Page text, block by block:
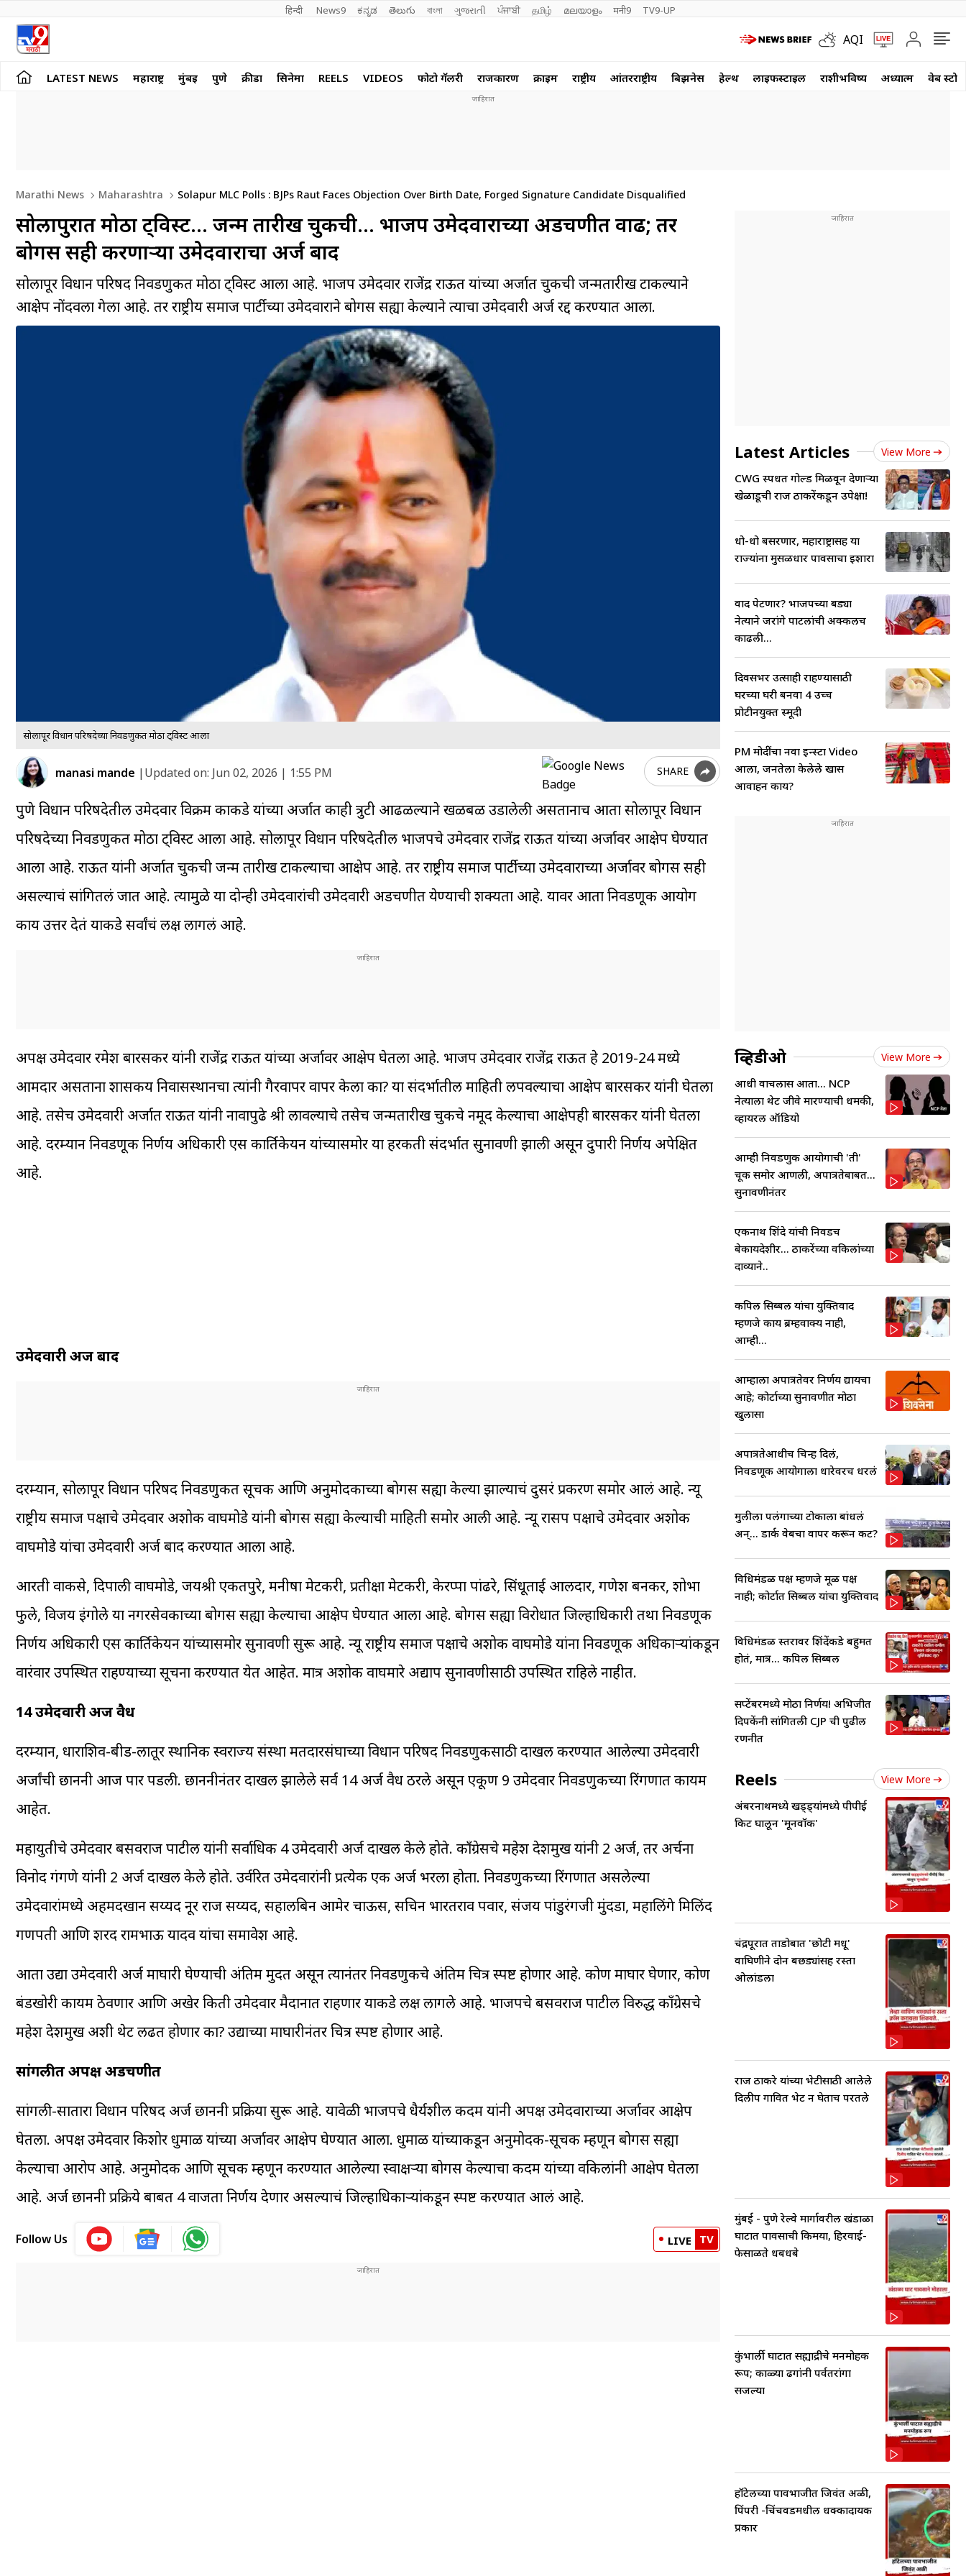
हिन्दी News9 ಕನ್ನಡ తెలుగు বাংলা ગુજરાતી ਪੰਜਾਬੀ தமிழ் മലയാളം मनी9 TV9-UP
AQI
LATEST NEWS महाराष्ट्र मुंबई पुणे क्रीडा सिनेमा REELS VIDEOS फोटो गॅलरी राजकारण क्राईम राष्ट्रीय आंतरराष्ट्रीय बिझनेस हेल्थ लाईफस्टाईल राशीभविष्य अध्यात्म वेब
Marathi News Maharashtra Solapur MLC Polls : BJPs Raut Faces Objection Over Birth Date, Forged Signature Candidate Disqualified
सोलापुरात मोठा ट्विस्ट… जन्म तारीख चुकीची… भाजप उमेदवाराच्या अडचणीत वाढ; तर
बोगस सही करणाऱ्या उमेदवाराचा अर्ज बाद
सोलापूर विधान परिषद निवडणुकीत मोठा ट्विस्ट आला आहे. भाजप उमेदवार राजेंद्र राऊत यांच्या अर्जात चुकीची जन्मतारीख टाकल्याने
आक्षेप नोंदवला गेला आहे. तर राष्ट्रीय समाज पार्टीच्या उमेदवाराने बोगस सह्या केल्याने त्याचा उमेदवारी अर्ज रद्द करण्यात आला.
सोलापूर विधान परिषदेच्या निवडणुकीत मोठा ट्विस्ट आला
manasi mande |Updated on: Jun 02, 2026 | 1:55 PM SHARE
पुणे विधान परिषदेतील उमेदवार विक्रम काकडे यांच्या अर्जात काही त्रुटी आढळल्याने खळबळ उडालेली असतानाच आता सोलापूर विधान
परिषदेच्या निवडणुकीत मोठा ट्विस्ट आला आहे. सोलापूर विधान परिषदेतील भाजपचे उमेदवार राजेंद्र राऊत यांच्या अर्जावर आक्षेप घेण्यात
आला आहे. राऊत यांनी अर्जात चुकीची जन्म तारीख टाकल्याचा आक्षेप आहे. तर राष्ट्रीय समाज पार्टीच्या उमेदवाराच्या अर्जावर बोगस सही
असल्याचं सांगितलं जात आहे. त्यामुळे या दोन्ही उमेदवारांची उमेदवारी अडचणीत येण्याची शक्यता आहे. यावर आता निवडणूक आयोग
काय उत्तर देतं याकडे सर्वांचं लक्ष लागलं आहे.
अपक्ष उमेदवार रमेश बारसकर यांनी राजेंद्र राऊत यांच्या अर्जावर आक्षेप घेतला आहे. भाजप उमेदवार राजेंद्र राऊत हे 2019-24 मध्ये
आमदार असताना शासकीय निवासस्थानचा त्यांनी गैरवापर वापर केला का? या संदर्भातील माहिती लपवल्याचा आक्षेप बारसकर यांनी घेतला
आहे. तसेच उमेदवारी अर्जात राऊत यांनी नावापुढे श्री लावल्याचे तसेच जन्मतारीख चुकीचे नमूद केल्याचा आक्षेपही बारसकर यांनी घेतला
आहे. दरम्यान निवडणूक निर्णय अधिकारी एस कार्तिकेयन यांच्यासमोर या हरकती संदर्भात सुनावणी झाली असून दुपारी निर्णय अपेक्षित
आहे.
उमेदवारी अर्ज बाद
दरम्यान, सोलापूर विधान परिषद निवडणुकीत सूचक आणि अनुमोदकाच्या बोगस सह्या केल्या झाल्याचं दुसरं प्रकरण समोर आलं आहे. न्यू
राष्ट्रीय समाज पक्षाचे उमेदवार अशोक वाघमोडे यांनी बोगस सह्या केल्याची माहिती समोर आली आहे. न्यू रासप पक्षाचे उमेदवार अशोक
वाघमोडे यांचा उमेदवारी अर्ज बाद करण्यात आला आहे.
आरती वाकसे, दिपाली वाघमोडे, जयश्री एकतपुरे, मनीषा मेटकरी, प्रतीक्षा मेटकरी, केरप्पा पांढरे, सिंधूताई आलदार, गणेश बनकर, शोभा
फुले, विजय इंगोले या नगरसेवकाच्या बोगस सह्या केल्याचा आक्षेप घेण्यात आला आहे. बोगस सह्या विरोधात जिल्हाधिकारी तथा निवडणूक
निर्णय अधिकारी एस कार्तिकेयन यांच्यासमोर सुनावणी सुरू आहे. न्यू राष्ट्रीय समाज पक्षाचे अशोक वाघमोडे यांना निवडणूक अधिकाऱ्यांकडून
वारंवार उपस्थित राहण्याच्या सूचना करण्यात येत आहेत. मात्र अशोक वाघमारे अद्याप सुनावणीसाठी उपस्थित राहिले नाहीत.
14 उमेदवारी अर्ज वैध
दरम्यान, धाराशिव-बीड-लातूर स्थानिक स्वराज्य संस्था मतदारसंघाच्या विधान परिषद निवडणुकीसाठी दाखल करण्यात आलेल्या उमेदवारी
अर्जांची छाननी आज पार पडली. छाननीनंतर दाखल झालेले सर्व 14 अर्ज वैध ठरले असून एकूण 9 उमेदवार निवडणुकीच्या रिंगणात कायम
आहेत.
महायुतीचे उमेदवार बसवराज पाटील यांनी सर्वाधिक 4 उमेदवारी अर्ज दाखल केले होते. काँग्रेसचे महेश देशमुख यांनी 2 अर्ज, तर अर्चना
विनोद गंगणे यांनी 2 अर्ज दाखल केले होते. उर्वरित उमेदवारांनी प्रत्येकी एक अर्ज भरला होता. निवडणुकीच्या रिंगणात असलेल्या
उमेदवारांमध्ये अहमदखान सय्यद नूर राज सय्यद, सहालबिन आमेर चाऊस, सचिन भारतराव पवार, संजय पांडुरंगजी मुंदडा, महालिंगे मिलिंद
गणपती आणि शरद रामभाऊ यादव यांचा समावेश आहे.
आता उद्या उमेदवारी अर्ज माघारी घेण्याची अंतिम मुदत असून त्यानंतर निवडणुकीचे अंतिम चित्र स्पष्ट होणार आहे. कोण माघार घेणार, कोण
बंडखोरी कायम ठेवणार आणि अखेर किती उमेदवार मैदानात राहणार याकडे लक्ष लागले आहे. भाजपचे बसवराज पाटील विरुद्ध काँग्रेसचे
महेश देशमुख अशी थेट लढत होणार का? उद्याच्या माघारीनंतर चित्र स्पष्ट होणार आहे.
सांगलीत अपक्ष अडचणीत
सांगली-सातारा विधान परिषद अर्ज छाननी प्रक्रिया सुरू आहे. यावेळी भाजपचे धैर्यशील कदम यांनी अपक्ष उमेदवाराच्या अर्जावर आक्षेप
घेतला. अपक्ष उमेदवार किशोर धुमाळ यांच्या अर्जावर आक्षेप घेण्यात आला. धुमाळ यांच्याकडून अनुमोदक-सूचक म्हणून बोगस सह्या
केल्याचा आरोप आहे. अनुमोदक आणि सूचक म्हणून करण्यात आलेल्या स्वाक्षऱ्या बोगस केल्याचा कदम यांच्या वकिलांनी आक्षेप घेतला
आहे. अर्ज छाननी प्रक्रिये बाबत 4 वाजता निर्णय देणार असल्याचं जिल्हाधिकाऱ्यांकडून स्पष्ट करण्यात आलं आहे.
Follow Us LIVE TV
Latest Articles View More
CWG स्पर्धेत गोल्ड मिळवून देणाऱ्या
खेळाडूची राज ठाकरेंकडून उपेक्षा!
धो-धो बसरणार, महाराष्ट्रासह या
राज्यांना मुसळधार पावसाचा इशारा
वाद पेटणार? भाजपच्या बड्या
नेत्याने जरांगे पाटलांची अक्कलच
काढली...
दिवसभर उत्साही राहण्यासाठी
घरच्या घरी बनवा 4 उच्च
प्रोटीनयुक्त स्मूदी
PM मोदींचा नवा इन्स्टा Video
आला, जनतेला केलेले खास
आवाहन काय?
व्हिडीओ View More
आधी वाचलास आता... NCP
नेत्याला थेट जीवे मारण्याची धमकी,
व्हायरल ऑडियो
आम्ही निवडणुक आयोगाची 'ती'
चूक समोर आणली, अपात्रतेबाबत...
सुनावणीनंतर
एकनाथ शिंदे यांची निवडच
बेकायदेशीर... ठाकरेंच्या वकिलांच्या
दाव्याने..
कपिल सिब्बल यांचा युक्तिवाद
म्हणजे काय ब्रम्हवाक्य नाही,
आम्ही...
आम्हाला अपात्रतेवर निर्णय द्यायचा
आहे; कोर्टाच्या सुनावणीत मोठा
खुलासा
अपात्रतेआधीच चिन्ह दिलं,
निवडणूक आयोगाला धारेवरच धरलं
मुलीला पलंगाच्या टोकाला बांधलं
अन्... डार्क वेबचा वापर करून कट?
विधिमंडळ पक्ष म्हणजे मूळ पक्ष
नाही; कोर्टात सिब्बल यांचा युक्तिवाद
विधिमंडळ स्तरावर शिंदेंकडे बहुमत
होतं, मात्र... कपिल सिब्बल
सप्टेंबरमध्ये मोठा निर्णय! अभिजीत
दिपकेंनी सांगितली CJP ची पुढील
रणनीत
Reels View More
अंबरनाथमध्ये खड्ड्यांमध्ये पीपीई
किट घालून 'मूनवॉक'
चंद्रपूरात ताडोबात 'छोटी मधू'
वाघिणीने दोन बछड्यांसह रस्ता
ओलांडला
राज ठाकरे यांच्या भेटीसाठी आलेले
दिलीप गावित भेट न घेताच परतले
मुंबई - पुणे रेल्वे मार्गावरील खंडाळा
घाटात पावसाची किमया, हिरवाई-
फेसाळते धबधबे
कुंभार्ली घाटात सह्याद्रीचे मनमोहक
रूप; काळ्या ढगांनी पर्वतरांगा
सजल्या
हॉटेलच्या पावभाजीत जिवंत अळी,
पिंपरी -चिंचवडमधील धक्कादायक
प्रकार